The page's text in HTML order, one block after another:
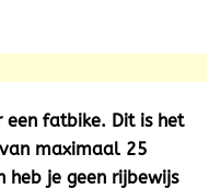
fatbike. Dit is het
maximaal 25
je geen rijbewijs